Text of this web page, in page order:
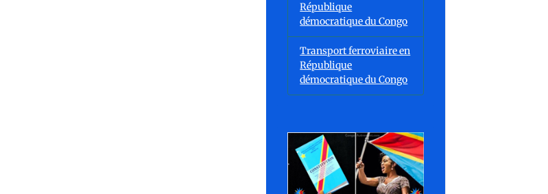
République
démocratique du Congo
Transport ferroviaire en
République
démocratique du Congo